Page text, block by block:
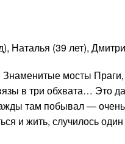
Наталья (39 лет),
мосты
в три обхвата… Это
там побывал —
и жить, случилось